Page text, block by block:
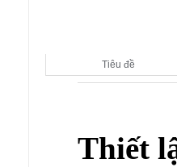
Tiêu đề
Thiết